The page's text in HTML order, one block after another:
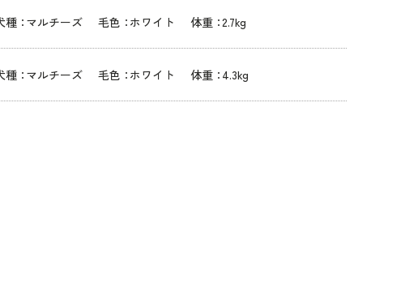
種：マルチーズ 毛色：ホワイト 体重：2.7kg
種：マルチーズ 毛色：ホワイト 体重：4.3kg